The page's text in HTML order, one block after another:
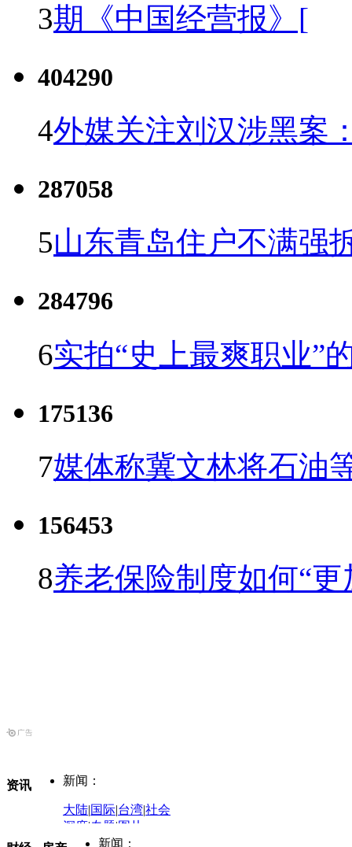
3期《中国经营报》[
404290
4外媒关注刘汉涉黑案
287058
5山东青岛住户不满强
284796
6实拍“史上最爽职业”
175136
7媒体称冀文林将石油
156453
8养老保险制度如何“
资讯 新闻：
大陆|国际|台湾|社会
深度|专题|图片
中国政要资料库
新闻：